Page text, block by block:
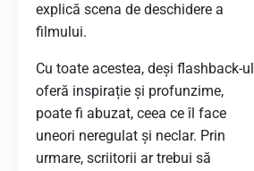
explică scena de deschidere a
filmului.
Cu toate acestea, deși flashback-ul
oferă inspirație și profunzime,
poate fi abuzat, ceea ce îl face
uneori neregulat și neclar. Prin
urmare, scriitorii ar trebui să